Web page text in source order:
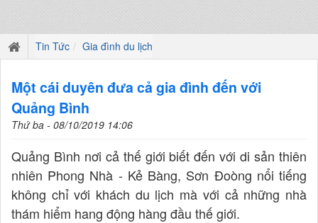
Tin Tức Gia đình du lịch
Một cái duyên đưa cả gia đình đến với
Quảng Bình
Thứ ba - 08/10/2019 14:06
Quảng Bình nơi cả thế giới biết đến với di sản thiên
nhiên Phong Nhà - Kẻ Bàng, Sơn Đoòng nổi tiếng
không chỉ với khách du lịch mà với cả những nhà
thám hiểm hang động hàng đầu thế giới.